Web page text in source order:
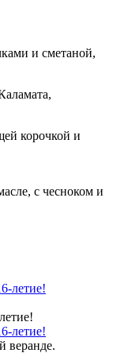
и сметаной,
корочкой и
с чесноком и
веранде.